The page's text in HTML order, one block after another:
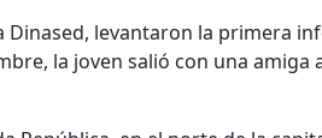
Dinased, levantaron la primera
la joven salió con una amiga